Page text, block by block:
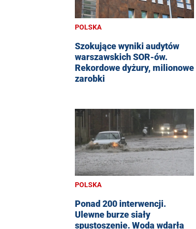
POLSKA
Szokujące wyniki audytów
warszawskich SOR-ów.
Rekordowe dyżury, milionowe
zarobki
POLSKA
Ponad 200 interwencji.
Ulewne burze siały
spustoszenie. Woda wdarła